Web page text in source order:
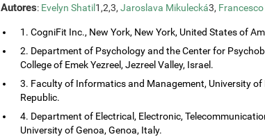
Autores: Evelyn Shatil 1,2,3, Jaroslava Mikulecká3,
1. CogniFit Inc., New York, New York, United States of
2. Department of Psychology and the Center for
College of Emek Yezreel, Jezreel Valley, Israel.
3. Faculty of Informatics and Management, University of
Republic.
4. Department of Electrical, Electronic,
University of Genoa, Genoa, Italy.